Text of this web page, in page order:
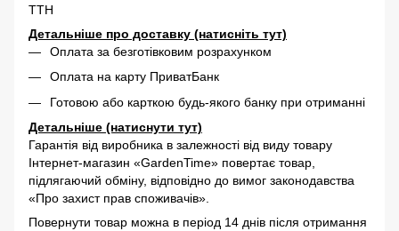
ТТН
Детальніше про доставку (натисніть тут)
Оплата за безготівковим розрахунком
Оплата на карту ПриватБанк
Готовою або карткою будь-якого банку при отриманні
Детальніше (натиснути тут)
Гарантія від виробника в залежності від виду товару
Інтернет-магазин «GardenTime» повертає товар,
підлягаючий обміну, відповідно до вимог законодавства
«Про захист прав споживачів».
Повернути товар можна в період 14 днів після отримання